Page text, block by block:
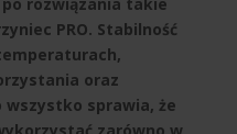
rozwiązania takie
PRO. Stabilność
oraz
sprawia, że